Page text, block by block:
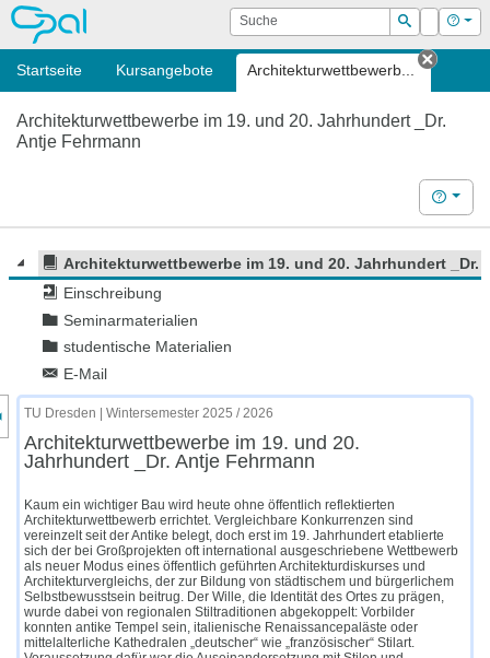
OPAL Suche
Suchen
Login Hilfe
Startseite Kursangebote Architektur­wettbewerb...
Tab
Architektur­wettbewerbe im 19. und 20. Jahrhundert _Dr.
Antje Fehrmann
Hilfe
Architektur­wettbewerbe im 19. und 20. Jahrhundert _Dr.
Einschreibung
Seminarmaterialien
studentische Materialien
E-Mail
des Kursmenüs
TU Dresden | Wintersemester 2025 / 2026
Architektur­wettbewerbe im 19. und 20.
Jahrhundert _Dr. Antje Fehrmann
Kaum ein wichtiger Bau wird heute ohne öffentlich reflektierten
Architekturwettbewerb errichtet. Vergleichbare Konkurrenzen sind
vereinzelt seit der Antike belegt, doch erst im 19. Jahrhundert etablierte
sich der bei Großprojekten oft international ausgeschriebene Wettbewerb
als neuer Modus eines öffentlich geführten Architekturdiskurses und
Architekturvergleichs, der zur Bildung von städtischem und bürgerlichem
Selbstbewusstsein beitrug. Der Wille, die Identität des Ortes zu prägen,
wurde dabei von regionalen Stiltraditionen abgekoppelt: Vorbilder
konnten antike Tempel sein, italienische Renaissancepaläste oder
mittelalterliche Kathedralen „deutscher“ wie „französischer“ Stilart.